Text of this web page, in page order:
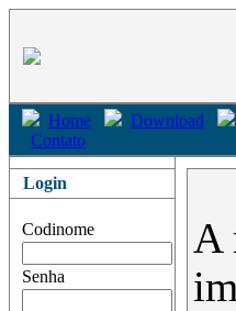
Home Download
Contato
Login
Codinome
Senha
A